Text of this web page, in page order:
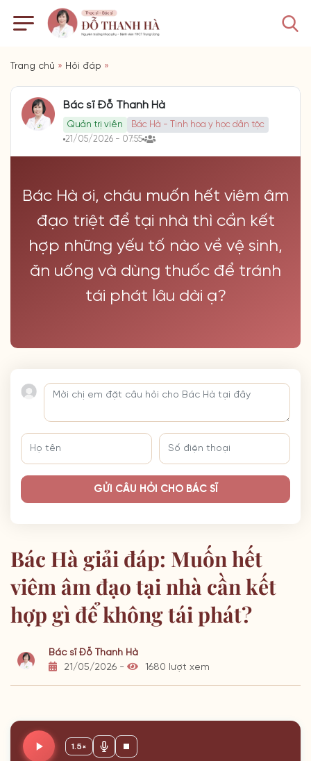
Trang chủ » Hỏi đáp »
Bác sĩ Đỗ Thanh Hà
Quản trị viên
Bác Hà - Tinh hoa y học dân tộc
21/05/2026 - 07:55
Bác Hà ơi, cháu muốn hết viêm âm
đạo triệt để tại nhà thì cần kết
hợp những yếu tố nào về vệ sinh,
ăn uống và dùng thuốc để tránh
tái phát lâu dài ạ?
GỬI CÂU HỎI CHO BÁC SĨ
Bác Hà giải đáp: Muốn hết
viêm âm đạo tại nhà cần kết
hợp gì để không tái phát?
Bác sĩ Đỗ Thanh Hà
21/05/2026 -
1680 lượt xem
1.5×